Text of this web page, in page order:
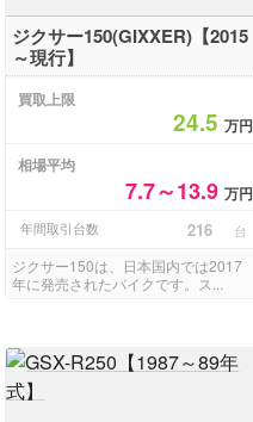
ジクサー150(GIXXER)【2015
～現行】
買取上限
24.5万円
相場平均
7.7～13.9万円
年間取引台数 216 台
ジクサー150は、日本国内では2017
年に発売されたバイクです。ス...